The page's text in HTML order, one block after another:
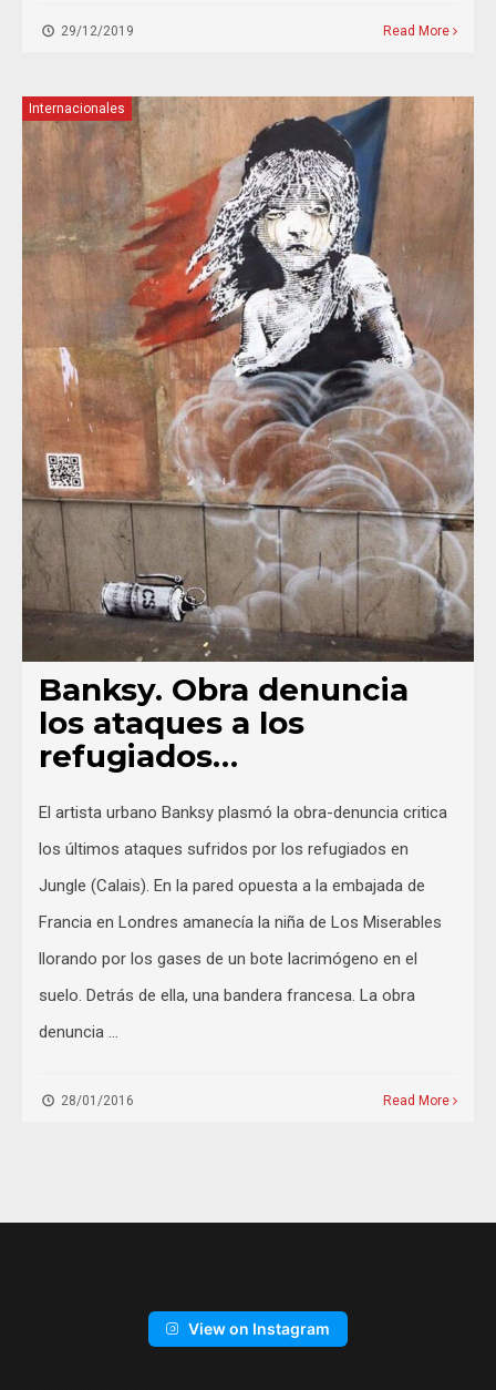
29/12/2019 Read More
Internacionales
Banksy. Obra denuncia
los ataques a los
refugiados…
El artista urbano Banksy plasmó la obra-denuncia critica
los últimos ataques sufridos por los refugiados en
Jungle (Calais). En la pared opuesta a la embajada de
Francia en Londres amanecía la niña de Los Miserables
llorando por los gases de un bote lacrimógeno en el
suelo. Detrás de ella, una bandera francesa. La obra
denuncia …
28/01/2016 Read More
View on Instagram